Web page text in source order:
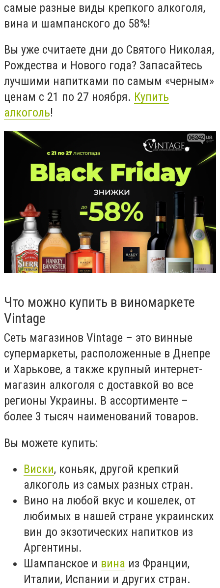
самые разные виды крепкого алкоголя,
вина и шампанского до 58%!
Вы уже считаете дни до Святого Николая,
Рождества и Нового года? Запасайтесь
лучшими напитками по самым «черным»
ценам с 21 по 27 ноября. Купить
алкоголь!
Что можно купить в виномаркете
Vintage
Сеть магазинов Vintage – это винные
супермаркеты, расположенные в Днепре
и Харькове, а также крупный интернет-
магазин алкоголя с доставкой во все
регионы Украины. В ассортименте –
более 3 тысяч наименований товаров.
Вы можете купить:
Виски, коньяк, другой крепкий
алкоголь из самых разных стран.
Вино на любой вкус и кошелек, от
любимых в нашей стране украинских
вин до экзотических напитков из
Аргентины.
Шампанское и вина из Франции,
Италии, Испании и других стран.